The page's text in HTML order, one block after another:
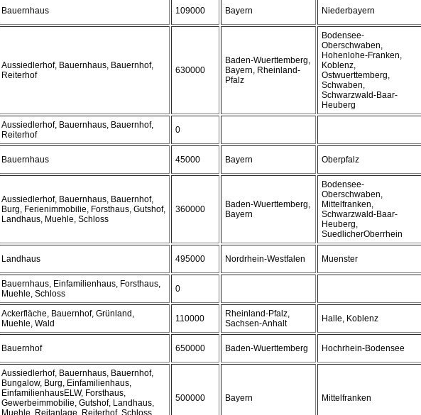
Bauernhaus 109000 Bayern Niederbayern
Aussiedlerhof, Bauernhaus, Bauernhof,
Reiterhof
630000
Baden-Wuerttemberg,
Bayern, Rheinland-
Pfalz
Bodensee-
Oberschwaben,
Hohenlohe-Franken,
Koblenz,
Ostwuerttemberg,
Schwaben,
Schwarzwald-Baar-
Heuberg
Aussiedlerhof, Bauernhaus, Bauernhof,
Reiterhof
0
Bauernhaus 45000 Bayern Oberpfalz
Aussiedlerhof, Bauernhaus, Bauernhof,
Burg, Ferienimmobilie, Forsthaus, Gutshof,
Landhaus, Muehle, Schloss
360000
Baden-Wuerttemberg,
Bayern
Bodensee-
Oberschwaben,
Mittelfranken,
Schwarzwald-Baar-
Heuberg,
SuedlicherOberrhein
Landhaus 495000 Nordrhein-Westfalen Muenster
Bauernhaus, Einfamilienhaus, Forsthaus,
Muehle, Schloss
0
Ackerfläche, Bauernhof, Grünland,
Muehle, Wald
110000
Rheinland-Pfalz,
Sachsen-Anhalt
Halle, Koblenz
Bauernhof 650000 Baden-Wuerttemberg Hochrhein-Bodensee
Aussiedlerhof, Bauernhaus, Bauernhof,
Bungalow, Burg, Einfamilienhaus,
EinfamilienhausELW, Forsthaus,
Gewerbeimmobilie, Gutshof, Landhaus,
Muehle, Reitanlage, Reiterhof, Schloss,
500000 Bayern Mittelfranken